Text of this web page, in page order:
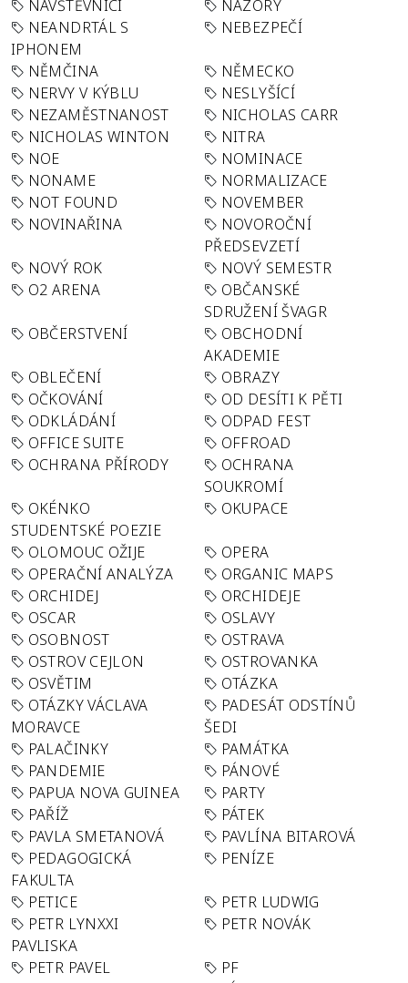
NÁVŠTĚVNÍCI
NÁZORY
NEANDRTÁL S
IPHONEM
NEBEZPEČÍ
NĚMČINA
NĚMECKO
NERVY V KÝBLU
NESLYŠÍCÍ
NEZAMĚSTNANOST
NICHOLAS CARR
NICHOLAS WINTON
NITRA
NOE
NOMINACE
NONAME
NORMALIZACE
NOT FOUND
NOVEMBER
NOVINAŘINA
NOVOROČNÍ
PŘEDSEVZETÍ
NOVÝ ROK
NOVÝ SEMESTR
O2 ARENA
OBČANSKÉ
SDRUŽENÍ ŠVAGR
OBČERSTVENÍ
OBCHODNÍ
AKADEMIE
OBLEČENÍ
OBRAZY
OČKOVÁNÍ
OD DESÍTI K PĚTI
ODKLÁDÁNÍ
ODPAD FEST
OFFICE SUITE
OFFROAD
OCHRANA PŘÍRODY
OCHRANA
SOUKROMÍ
OKÉNKO
STUDENTSKÉ POEZIE
OKUPACE
OLOMOUC OŽIJE
OPERA
OPERAČNÍ ANALÝZA
ORGANIC MAPS
ORCHIDEJ
ORCHIDEJE
OSCAR
OSLAVY
OSOBNOST
OSTRAVA
OSTROV CEJLON
OSTROVANKA
OSVĚTIM
OTÁZKA
OTÁZKY VÁCLAVA
MORAVCE
PADESÁT ODSTÍNŮ
ŠEDI
PALAČINKY
PAMÁTKA
PANDEMIE
PÁNOVÉ
PAPUA NOVA GUINEA
PARTY
PAŘÍŽ
PÁTEK
PAVLA SMETANOVÁ
PAVLÍNA BITAROVÁ
PEDAGOGICKÁ
FAKULTA
PENÍZE
PETICE
PETR LUDWIG
PETR LYNXXI
PAVLISKA
PETR NOVÁK
PETR PAVEL
PF